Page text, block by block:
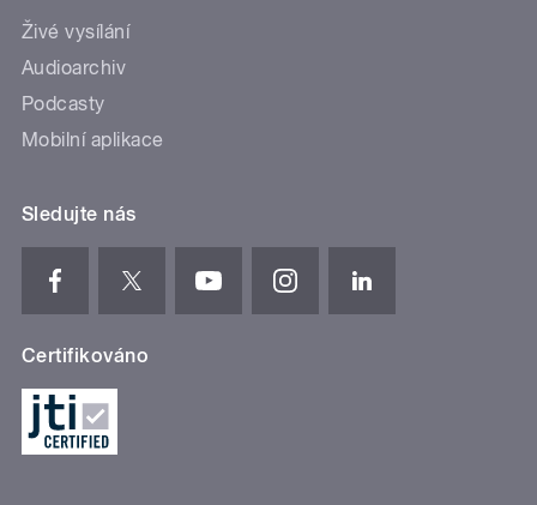
Živé vysílání
Audioarchiv
Podcasty
Mobilní aplikace
Sledujte nás
Certifikováno